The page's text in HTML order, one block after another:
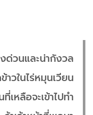
ด่วนและน่ากังวล
วในไร่หมุนเวียน
หลือจะเข้าไปทำ